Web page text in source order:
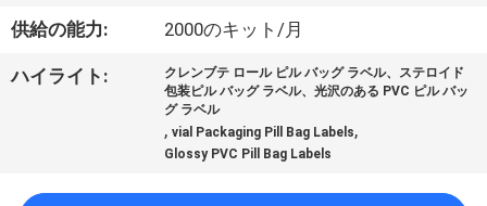
場
旅
供給の能力: 2000のキット/月
ハイライト:
クレンブテ ロール ピル バッグ ラベル、ステロイド
包装ピル バッグ ラベル、光沢のある PVC ピル バッ
グ ラベル
,vial Packaging Pill Bag Labels,
Glossy PVC Pill Bag Labels